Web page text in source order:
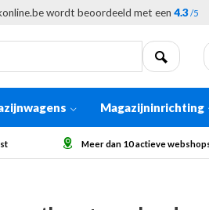
wordt beoordeeld met een 4.3/5
Magazijninrichting
Afhaling op aanvraag